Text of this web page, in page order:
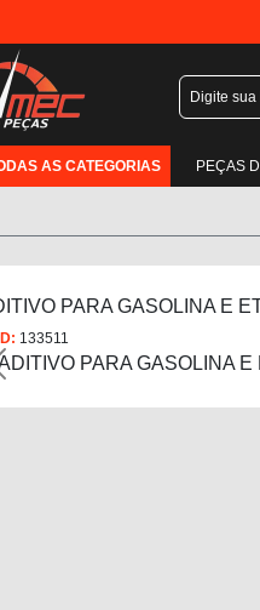
AS CATEGORIAS PEÇAS
PARA GASOLINA E
133511